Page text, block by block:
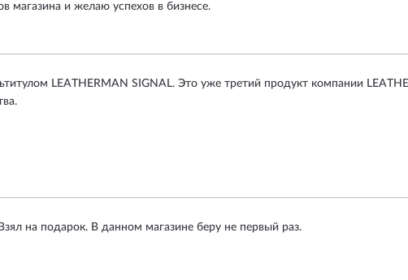
магазина и желаю успехов в бизнесе.
LEATHERMAN SIGNAL. Это уже третий продукт компании
на подарок. В данном магазине беру не первый раз.